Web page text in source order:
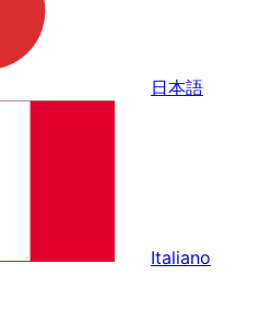
日本語
Italiano